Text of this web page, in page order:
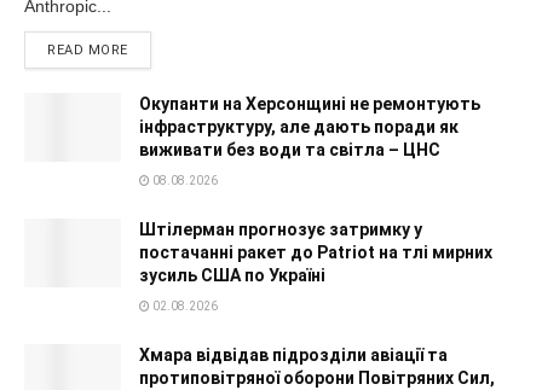
Anthropic...
READ MORE
Окупанти на Херсонщині не ремонтують
інфраструктуру, але дають поради як
виживати без води та світла – ЦНС
08.08.2026
Штілерман прогнозує затримку у
постачанні ракет до Patriot на тлі мирних
зусиль США по Україні
02.08.2026
Хмара відвідав підрозділи авіації та
протиповітряної оборони Повітряних Сил,